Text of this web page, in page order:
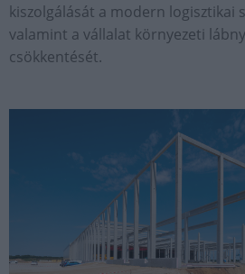
kiszolgálását a modern logisztikai
valamint a vállalat környezeti
csökkentését.